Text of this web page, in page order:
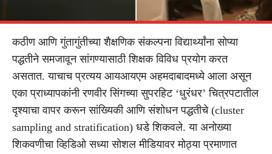
कठीण आणि गुंतागुंतीच्या शैक्षणिक संकल्पना विद्यार्थ्यांना सोप्या
पद्धतीने समजावून सांगण्यासाठी शिक्षक विविध प्रयोग करत
असतात. याचाच प्रत्यय आयआयएम अहमदाबादमध्ये आला असून
एका प्राध्यापकांनी रणवीर सिंगच्या सुपरहिट ‘धुरंधर’ चित्रपटातील
दृश्याचा वापर करून सांख्यिकी आणि संशोधन पद्धतीचे (cluster
sampling and stratification) धडे शिकवले. या अनोख्या
शिकवणीचा व्हिडिओ सध्या सोशल मीडियावर मोठ्या प्रमाणात